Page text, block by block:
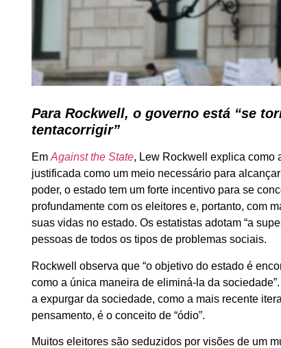
Para Rockwell, o governo está “se
tentacorrigir”
EmAgainst the State, Lew Rockwell explica como
justificada como um meio necessário para
poder, o estado tem um forte incentivo para se
profundamente com os eleitores e, portanto, com
suas vidas no estado. Os estatistas adotam “a
pessoas de todos os tipos de problemas sociais.
Rockwell observa que “o objetivo do estado é
como a única maneira de eliminá-la da
a expurgar da sociedade, como a mais recente
pensamento, é o conceito de “ódio”.
Muitos eleitores são seduzidos por visões de um